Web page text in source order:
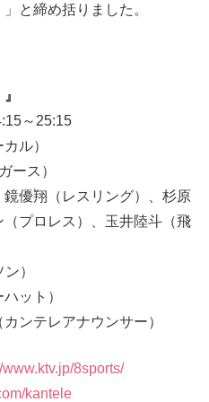
と締め括りました。
～25:15
ル）
ース）
優翔（レスリング）、杉原
プロレス）、玉井陸斗（飛
）
ット）
ンテレアナウンサー）
www.ktv.jp/8sports/
kantele